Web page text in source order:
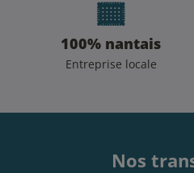
100% nantais
Entreprise locale
Nos